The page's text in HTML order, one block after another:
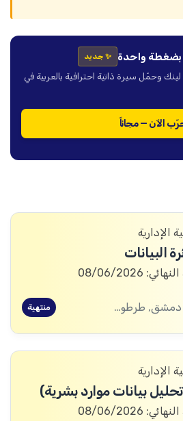
بضغطة واحدة ✨ جديد
وحمّل سيرة ذاتية احترافية بالعربية في
الآن — مجاناً
الإدارية
البيانات
08/06/2026
حلب, دمشق, طرطوس, ريف دمشق, ديرالزور, درعا, إدلب, القنيطرة, اللاذقية, الرقة, حمص, الحسكة, حماة منتهية
الإدارية
بيانات موارد بشرية)
08/06/2026